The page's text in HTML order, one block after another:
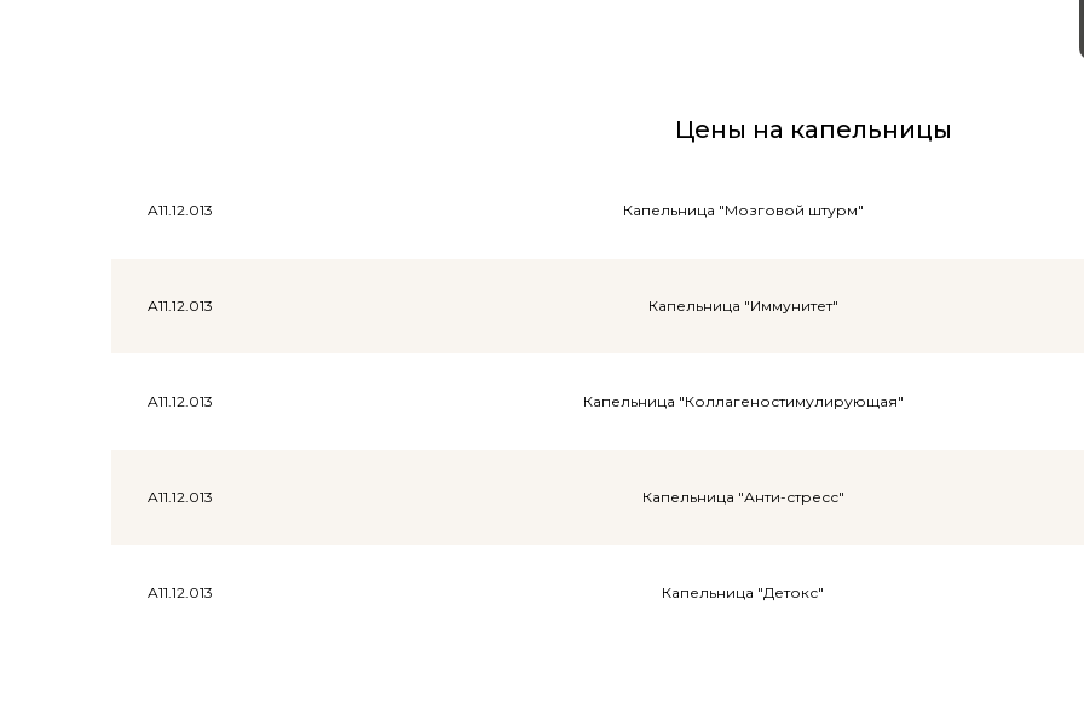
Цены на капельницы
A11.12.013 Капельница "Мозговой штурм"
A11.12.013 Капельница "Иммунитет"
A11.12.013 Капельница "Коллагеностимулирующая"
A11.12.013 Капельница "Анти-стресс"
A11.12.013 Капельница "Детокс"